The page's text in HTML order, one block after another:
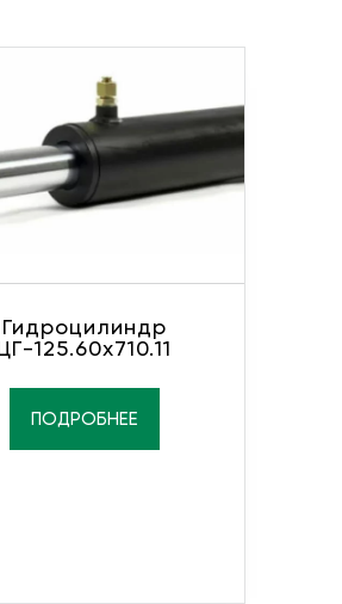
Гидроцилиндр
125.60х710.11
ПОДРОБНЕЕ